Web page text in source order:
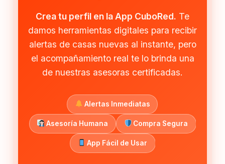
Crea tu perfil en la App CuboRed. Te
damos herramientas digitales para recibir
alertas de casas nuevas al instante, pero
el acompañamiento real te lo brinda una
de nuestras asesoras certificadas.
Alertas Inmediatas
Asesoría Humana Compra Segura
App Fácil de Usar